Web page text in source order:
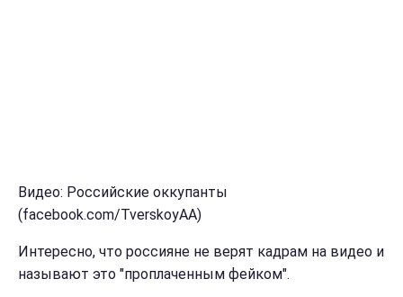
Видео: Российские оккупанты
(facebook.com/TverskoyAA)
Интересно, что россияне не верят кадрам на видео и
называют это "проплаченным фейком".